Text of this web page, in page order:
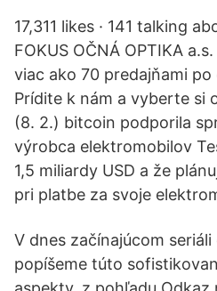
17,311 likes · 141 talking
FOKUS OČNÁ OPTIKA
viac ako 70 predajňami po
Prídite k nám a vyberte si
(8. 2.) bitcoin podporila
výrobca elektromobilov
1,5 miliardy USD a že
pri platbe za svoje
V dnes začínajúcom
popíšeme túto